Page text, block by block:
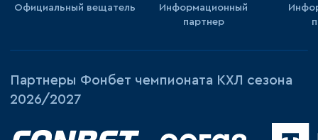
Официальный вещатель
Информационный
партнер
Партнеры Фонбет чемпионата КХЛ сезона
2026/2027